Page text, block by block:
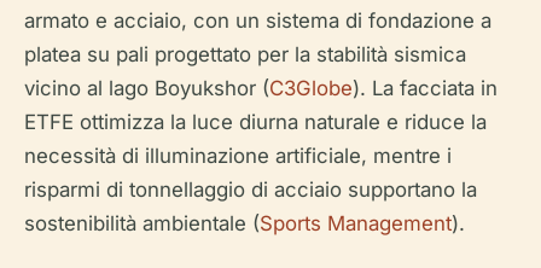
armato e acciaio, con un sistema di fondazione a
platea su pali progettato per la stabilità sismica
vicino al lago Boyukshor (C3Globe). La facciata in
ETFE ottimizza la luce diurna naturale e riduce la
necessità di illuminazione artificiale, mentre i
risparmi di tonnellaggio di acciaio supportano la
sostenibilità ambientale (Sports Management).